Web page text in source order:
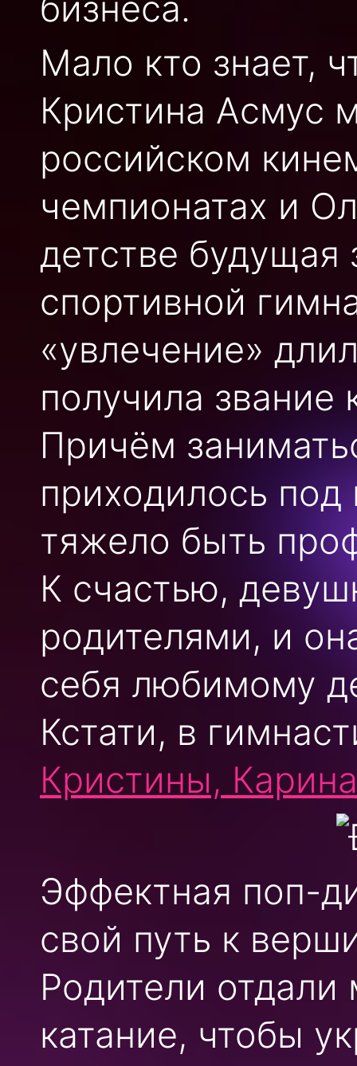
Мало кто знает,
Кристина Асмус
российском
чемпионатах и
детстве будущая
спортивной
«увлечение»
получила звание
Причём
приходилось
тяжело быть
К счастью,
родителями, и
себя любимому
Кстати, в
Кристины,
Эффектная поп-
свой путь к
Родители
катание, чтобы